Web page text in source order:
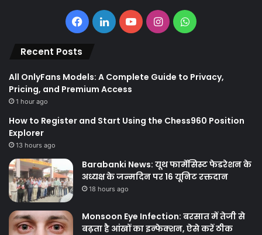
Facebook
LinkedInYouTubeInstagramWhatsApp
Recent Posts
All OnlyFans Models: A Complete Guide to Privacy,
Pricing, and Premium Access
1 hour ago
How to Register and Start Using the Chess960 Position
Explorer
13 hours ago
Barabanki News: यूथ फार्मेसिस्ट फेडरेशन के
अध्यक्ष के जन्मदिन पर 16 यूनिट रक्तदान
18 hours ago
Monsoon Eye Infection: बरसात में तेजी से
बढ़ता है आंखों का इन्फेक्शन, ऐसे करें ठीक